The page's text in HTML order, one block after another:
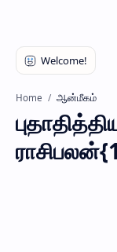
Home ஆன்மீகம்